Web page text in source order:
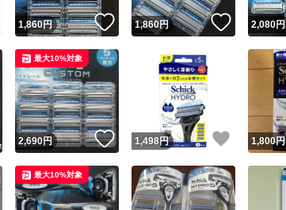
いいね！
1,860円 いいね！
1,860円 いいね！
2,080円
いいね！
2,690円 いいね！
最大10%対象
1,498円 いいね！
1,800円
最大10%対象